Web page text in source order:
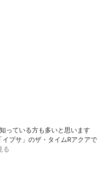
っている方も多いと思います
プサ」のザ・タイムRアクアで
る